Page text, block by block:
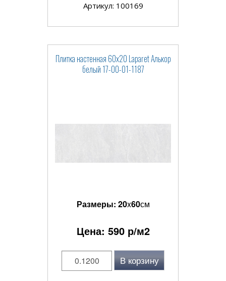
Артикул: 100169
Плитка настенная 60x20 Laparet Алькор
белый 17-00-01-1187
Размеры: 20x60см
Цена: 590р/м2
В корзину